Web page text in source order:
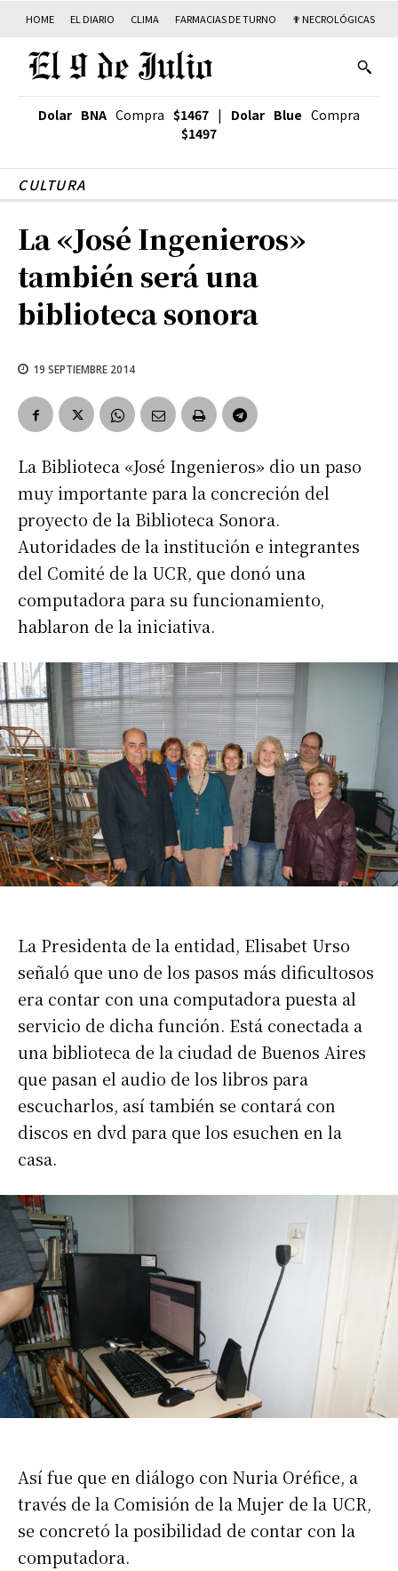
HOME EL DIARIO CLIMA FARMACIAS DE TURNO ✟ NECROLÓGICAS
Dolar BNA Compra $1467 | Dolar Blue Compra
$1497
CULTURA
La «José Ingenieros»
también será una
biblioteca sonora
19 SEPTIEMBRE 2014
La Biblioteca «José Ingenieros» dio un paso
muy importante para la concreción del
proyecto de la Biblioteca Sonora.
Autoridades de la institución e integrantes
del Comité de la UCR, que donó una
computadora para su funcionamiento,
hablaron de la iniciativa.
La Presidenta de la entidad, Elisabet Urso
señaló que uno de los pasos más dificultosos
era contar con una computadora puesta al
servicio de dicha función. Está conectada a
una biblioteca de la ciudad de Buenos Aires
que pasan el audio de los libros para
escucharlos, así también se contará con
discos en dvd para que los esuchen en la
casa.
Así fue que en diálogo con Nuria Oréfice, a
través de la Comisión de la Mujer de la UCR,
se concretó la posibilidad de contar con la
computadora.